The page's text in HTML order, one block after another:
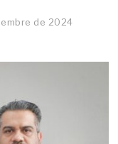
de 2024